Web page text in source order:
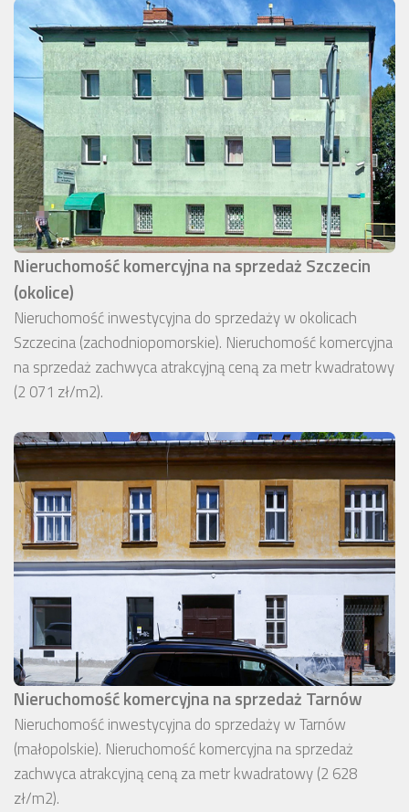
Nieruchomość komercyjna na sprzedaż Szczecin
(okolice)
Nieruchomość inwestycyjna do sprzedaży w okolicach
Szczecina (zachodniopomorskie). Nieruchomość komercyjna
na sprzedaż zachwyca atrakcyjną ceną za metr kwadratowy
(2 071 zł/m2).
Nieruchomość komercyjna na sprzedaż Tarnów
Nieruchomość inwestycyjna do sprzedaży w Tarnów
(małopolskie). Nieruchomość komercyjna na sprzedaż
zachwyca atrakcyjną ceną za metr kwadratowy (2 628
zł/m2).